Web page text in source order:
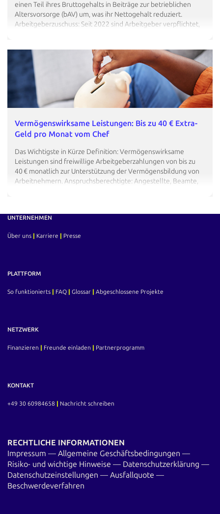
einen Teil ihres Bruttogehalts in Beiträge zur betrieblichen
Altersvorsorge (bAV) um, was ihr Nettogehalt reduziert.
Arbeitgeberzuschuss: Seit 2022 sind Arbeitgeber verpflichtet,
Beiträge zur bAV sind bis zu bestimmten Grenzen…
Vermögenswirksame Leistungen: Bis zu 40 € Extra-
Geld pro Monat vom Chef
Das Wichtigste in Kürze Definition: Vermögenswirksame
Leistungen sind freiwillige Arbeitgeberzahlungen von bis zu
40 € monatlich zur Unterstützung der Vermögensbildung von
Arbeitnehmern. Anspruchsberechtigte: Angestellte, Beamte,
Fondssparpläne, Bausparverträge oder zur Tilgung…
UNTERNEHMEN
Über uns Karriere Presse
PLATTFORM
So funktionierts FAQ Glossar Abgeschlossene Projekte
NETZWERK
Finanzieren Freunde einladen Partnerprogramm
KONTAKT
+49 30 60984658 Nachricht schreiben
RECHTLICHE INFORMATIONEN
Impressum — Allgemeine Geschäftsbedingungen —
Risiko- und wichtige Hinweise — Datenschutzerklärung —
Datenschutzeinstellungen — Ausfallquote —
Beschwerdeverfahren